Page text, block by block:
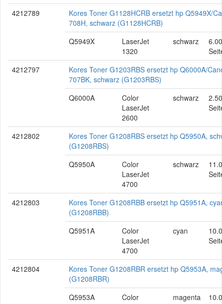
4212789
Kores Toner G1128HCRB ersetzt hp Q5949X/
708H, schwarz (G1128HCRB)
Q5949X
LaserJet
1320
schwarz
4212797
Kores Toner G1203RBS ersetzt hp Q6000A/
707BK, schwarz (G1203RBS)
Q6000A
Color
LaserJet
2600
schwarz
4212802
Kores Toner G1208RBS ersetzt hp Q5950A,
(G1208RBS)
Q5950A
Color
LaserJet
4700
schwarz
4212803
Kores Toner G1208RBB ersetzt hp Q5951A,
(G1208RBB)
Q5951A
Color
LaserJet
4700
cyan
4212804
Kores Toner G1208RBR ersetzt hp Q5953A,
(G1208RBR)
Q5953A
Color
magenta